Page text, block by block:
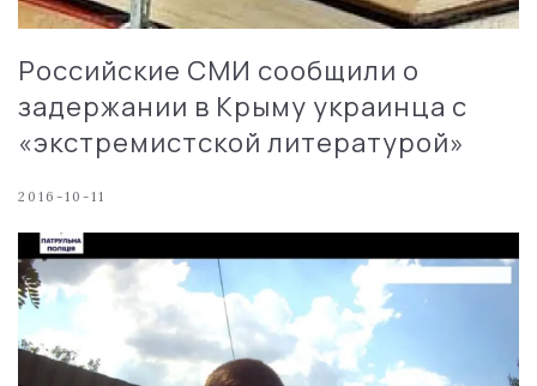
Российские СМИ сообщили о
задержании в Крыму украинца с
«экстремистской литературой»
2016-10-11